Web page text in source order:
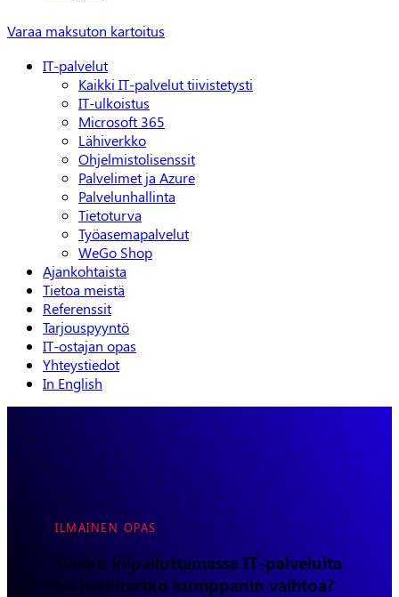
Varaa maksuton kartoitus
IT-palvelut
Kaikki IT-palvelut tiivistetysti
IT-ulkoistus
Microsoft 365
Lähiverkko
Ohjelmistolisenssit
Palvelimet ja Azure
Palvelunhallinta
Tietoturva
Työasemapalvelut
WeGo Shop
Ajankohtaista
Tietoa meistä
Referenssit
Tarjouspyyntö
IT-ostajan opas
Yhteystiedot
In English
ILMAINEN OPAS
Oletko kilpailuttamassa IT-palveluita
tai harkitsetko kumppanin vaihtoa?